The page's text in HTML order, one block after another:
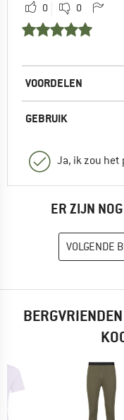
0 0
VOORDELEN
GEBRUIK
Ja, ik zou het
ER ZIJN
VOLGENDE